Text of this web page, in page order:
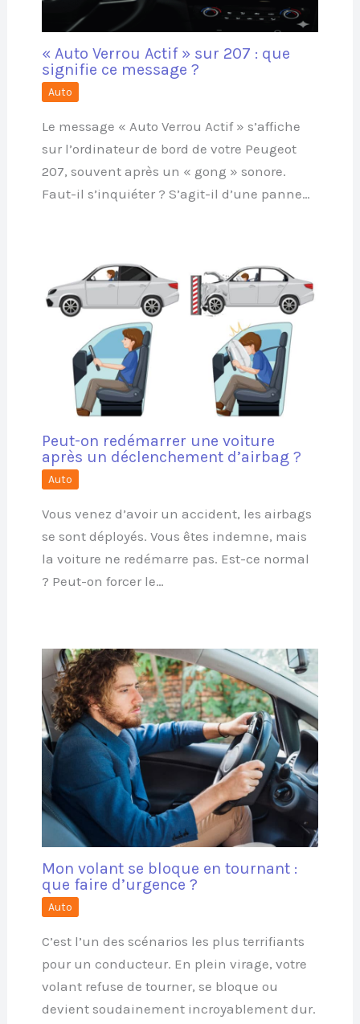
« Auto Verrou Actif » sur 207 : que
signifie ce message ?
Auto
Le message « Auto Verrou Actif » s’affiche
sur l’ordinateur de bord de votre Peugeot
207, souvent après un « gong » sonore.
Faut-il s’inquiéter ? S’agit-il d’une panne…
Peut-on redémarrer une voiture
après un déclenchement d’airbag ?
Auto
Vous venez d’avoir un accident, les airbags
se sont déployés. Vous êtes indemne, mais
la voiture ne redémarre pas. Est-ce normal
? Peut-on forcer le…
Mon volant se bloque en tournant :
que faire d’urgence ?
Auto
C’est l’un des scénarios les plus terrifiants
pour un conducteur. En plein virage, votre
volant refuse de tourner, se bloque ou
devient soudainement incroyablement dur.